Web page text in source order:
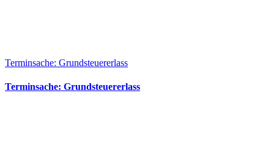
Terminsache: Grundsteuererlass
Terminsache: Grundsteuererlass